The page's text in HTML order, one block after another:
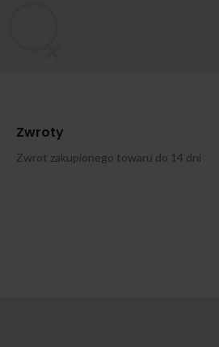
Zwroty
Zwrot zakupionego towaru do 14 dni